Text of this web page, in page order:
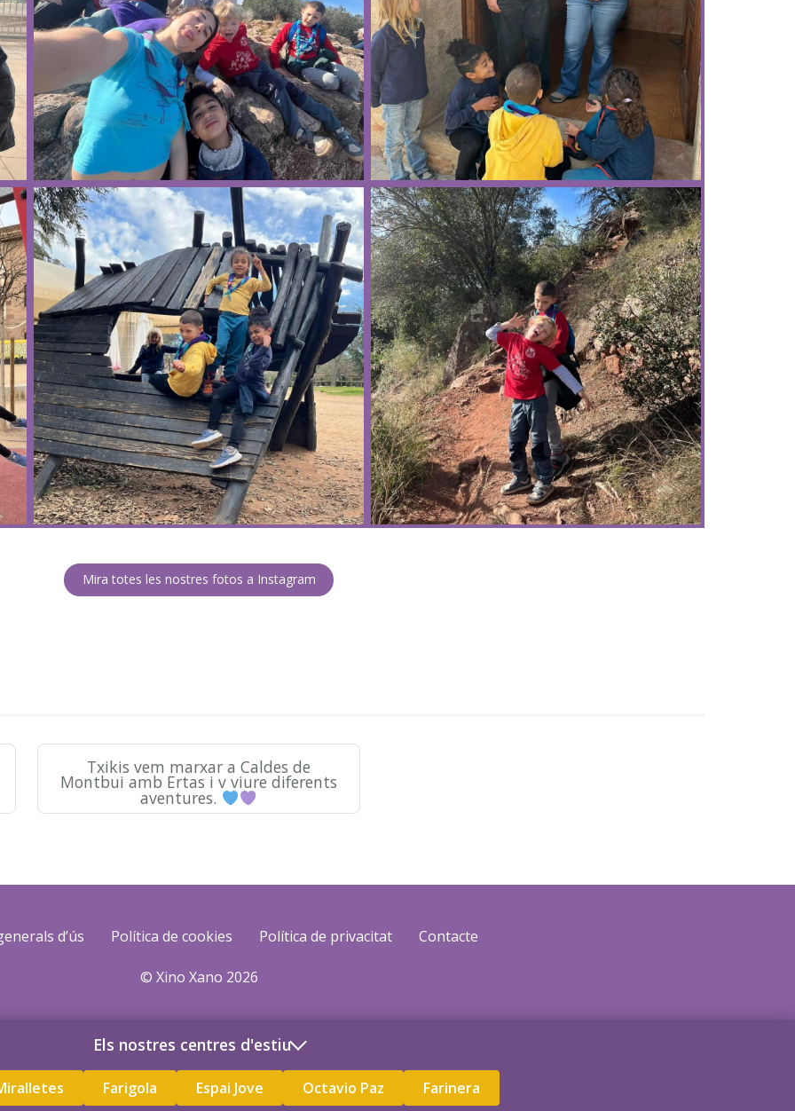
Mira totes les nostres fotos a Instagram
Txikis vem marxar a Caldes de
Montbui amb Ertas i v viure diferents
aventures.
d’ús Política de cookies Política de privacitat Contacte
© Xino Xano 2026
Els nostres centres d'estiu
Farigola Espai Jove Octavio Paz Farinera